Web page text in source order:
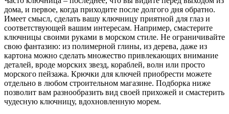
дома, и первое, когда приходите после долгого дня обратно.
Имеет смысл, сделать вашу ключницу приятной для глаз и
соответствующей вашим интересам. Например, смастерите
ключницы своими руками в морском стиле. Не ограничивайте
свою фантазию: из полимерной глины, из дерева, даже из
картона можно сделать множество привлекающих внимание
деталей, вроде морских звезд, кораблей, волн или просто
морского пейзажа. Крючки для ключей приобрести можете
отдельно в любом строительном магазине. Подборка ниже
позволит вам разнообразить вид своей прихожей и смастерить
чудесную ключницу, вдохновленную морем.